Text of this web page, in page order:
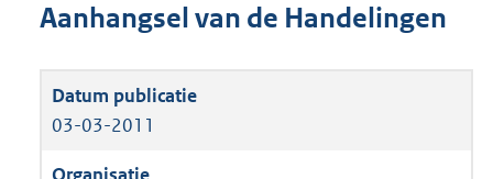
Aanhangsel van de Handelingen
03-03-2011